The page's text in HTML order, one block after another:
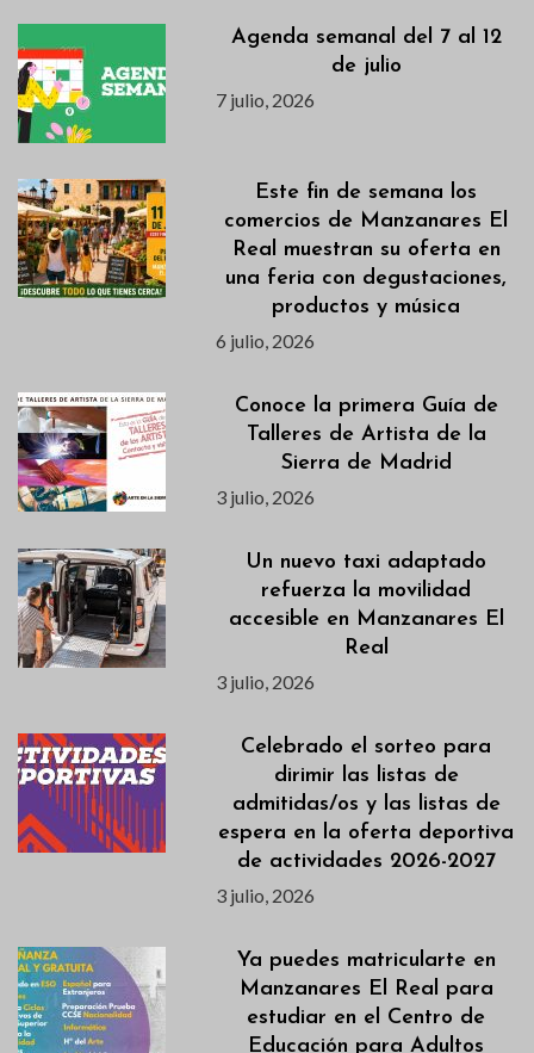
Agenda semanal del 7 al 12
de julio
7 julio, 2026
Este fin de semana los
comercios de Manzanares El
Real muestran su oferta en
una feria con degustaciones,
productos y música
6 julio, 2026
Conoce la primera Guía de
Talleres de Artista de la
Sierra de Madrid
3 julio, 2026
Un nuevo taxi adaptado
refuerza la movilidad
accesible en Manzanares El
Real
3 julio, 2026
Celebrado el sorteo para
dirimir las listas de
admitidas/os y las listas de
espera en la oferta deportiva
de actividades 2026-2027
3 julio, 2026
Ya puedes matricularte en
Manzanares El Real para
estudiar en el Centro de
Educación para Adultos